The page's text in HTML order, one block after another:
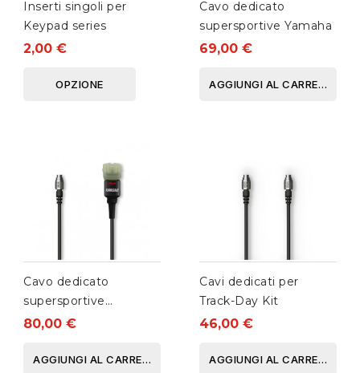
Inserti singoli per
Keypad series
2,00 €
OPZIONE
Cavo dedicato
supersportive Yamaha
69,00 €
AGGIUNGI AL CARRELLO
Cavo dedicato
supersportive
Kawasaki
80,00 €
AGGIUNGI AL CARRELLO
Cavi dedicati per
Track-Day Kit
46,00 €
AGGIUNGI AL CARRELLO